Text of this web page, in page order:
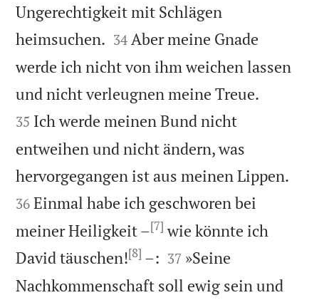
Ungerechtigkeit mit Schlägen
heimsuchen. 

34 Aber meine Gnade
werde ich nicht von ihm weichen lassen
und nicht verleugnen meine Treue.
35 Ich werde meinen Bund nicht
entweihen und nicht ändern, was
hervorgegangen ist aus meinen Lippen.
36 Einmal habe ich geschworen bei
meiner Heiligkeit –[7] wie könnte ich
David täuschen![8] –: 

37 »Seine
Nachkommenschaft soll ewig sein und